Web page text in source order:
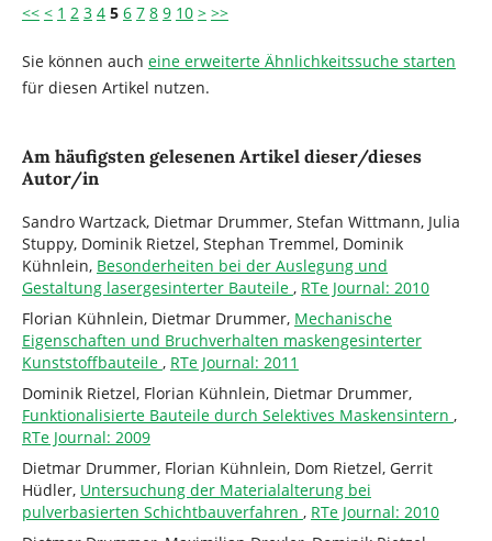
<< < 1 2 3 4 5 6 7 8 9 10 > >>
Sie können auch eine erweiterte Ähnlichkeitssuche starten
für diesen Artikel nutzen.
Am häufigsten gelesenen Artikel dieser/dieses
Autor/in
Sandro Wartzack, Dietmar Drummer, Stefan Wittmann, Julia
Stuppy, Dominik Rietzel, Stephan Tremmel, Dominik
Kühnlein, Besonderheiten bei der Auslegung und
Gestaltung lasergesinterter Bauteile , RTe Journal: 2010
Florian Kühnlein, Dietmar Drummer, Mechanische
Eigenschaften und Bruchverhalten maskengesinterter
Kunststoffbauteile , RTe Journal: 2011
Dominik Rietzel, Florian Kühnlein, Dietmar Drummer,
Funktionalisierte Bauteile durch Selektives Maskensintern ,
RTe Journal: 2009
Dietmar Drummer, Florian Kühnlein, Dom Rietzel, Gerrit
Hüdler, Untersuchung der Materialalterung bei
pulverbasierten Schichtbauverfahren , RTe Journal: 2010